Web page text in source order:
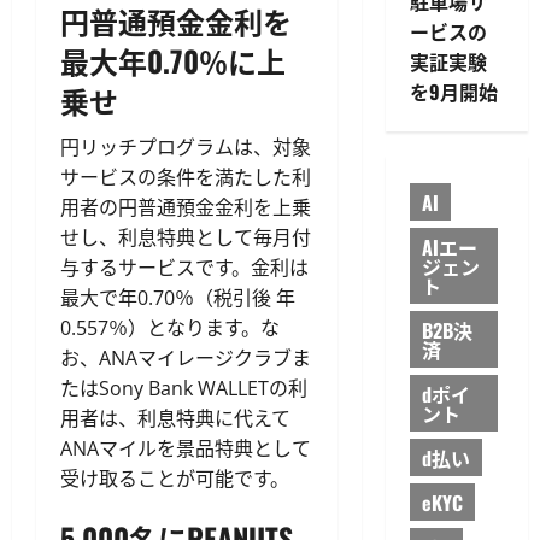
円普通預金金利を
最大年0.70％に上
乗せ
円リッチプログラムは、対象
サービスの条件を満たした利
用者の円普通預金金利を上乗
せし、利息特典として毎月付
与するサービスです。金利は
最大で年0.70％（税引後 年
0.557％）となります。な
お、ANAマイレージクラブま
たはSony Bank WALLETの利
用者は、利息特典に代えて
ANAマイルを景品特典として
受け取ることが可能です。
ービスの
実証実験
を9月開始
AI
AIエー
ジェン
ト
B2B決
済
dポイ
ント
d払い
eKYC